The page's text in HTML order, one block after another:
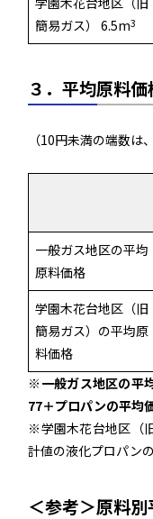
簡易ガス） 6.5m3
３．平均原料価
（10円未満の端数は
一般ガス地区の平均
原料価格
学園木花台地区（旧
簡易ガス）の平均原
料価格
※一般ガス地区の平
77＋プロパンの平均
※学園木花台地区（
計値の液化プロパン
＜参考＞原料